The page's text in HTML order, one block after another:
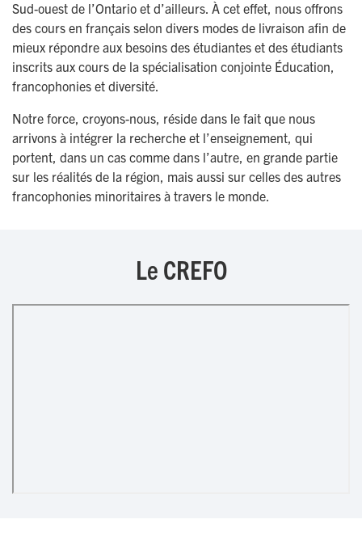
Sud-ouest de l’Ontario et d’ailleurs. À cet effet, nous offrons
des cours en français selon divers modes de livraison afin de
mieux répondre aux besoins des étudiantes et des étudiants
inscrits aux cours de la spécialisation conjointe Éducation,
francophonies et diversité.
Notre force, croyons-nous, réside dans le fait que nous
arrivons à intégrer la recherche et l’enseignement, qui
portent, dans un cas comme dans l’autre, en grande partie
sur les réalités de la région, mais aussi sur celles des autres
francophonies minoritaires à travers le monde.
Le CREFO